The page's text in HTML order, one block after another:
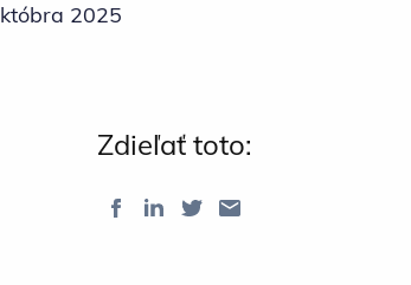
2025
Zdieľať toto: